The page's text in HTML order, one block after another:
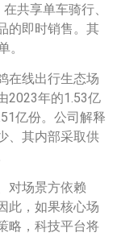
共享单车骑行、
的即时销售。其
。
在线出行生态场
2023年的1.53亿
亿份。公司解释
、其内部采取供
对场景方依赖
此，如果核心场
略，科技平台将